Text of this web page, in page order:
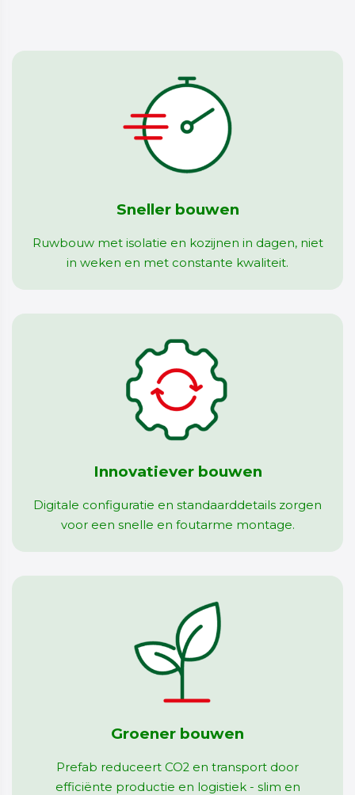
Sneller bouwen
Ruwbouw met isolatie en kozijnen in dagen, niet
in weken en met constante kwaliteit.
Innovatiever bouwen
Digitale configuratie en standaarddetails zorgen
voor een snelle en foutarme montage.
Groener bouwen
Prefab reduceert CO2 en transport door
efficiënte productie en logistiek - slim en